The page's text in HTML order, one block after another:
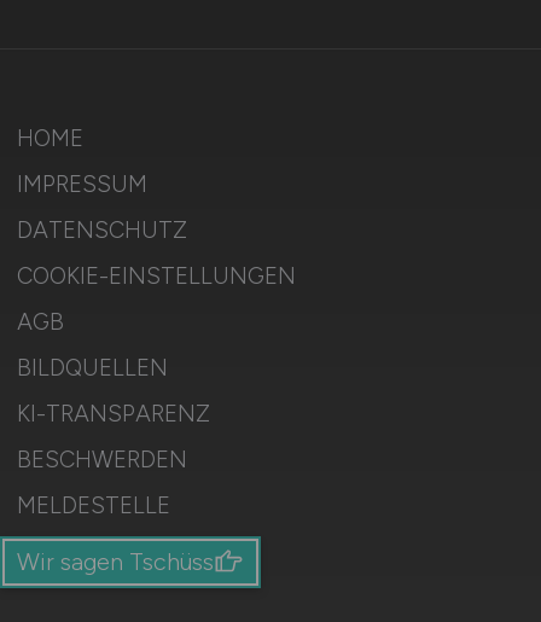
HOME
IMPRESSUM
DATENSCHUTZ
COOKIE-EINSTELLUNGEN
AGB
BILDQUELLEN
KI-TRANSPARENZ
BESCHWERDEN
MELDESTELLE
SITEMAP
Wir sagen Tschüss